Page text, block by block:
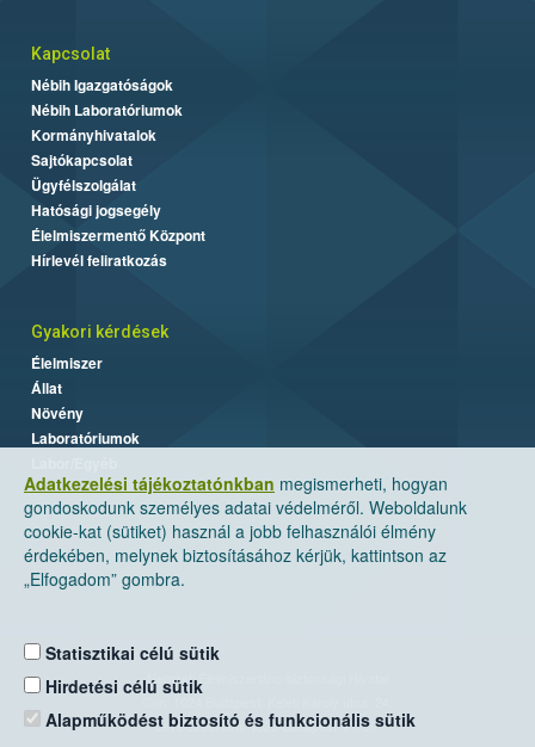
Adatkezelési tájékoztatónkban megismerheti, hogyan
gondoskodunk személyes adatai védelméről. Weboldalunk
cookie-kat (sütiket) használ a jobb felhasználói élmény
érdekében, melynek biztosításához kérjük, kattintson az
„Elfogadom” gombra.
Statisztikai célú sütik
Hirdetési célú sütik
Alapműködést biztosító és funkcionális sütik
Kapcsolat
Nébih Igazgatóságok
Nébih Laboratóriumok
Kormányhivatalok
Sajtókapcsolat
Ügyfélszolgálat
Hatósági jogsegély
Élelmiszermentő Központ
Hírlevél feliratkozás
Gyakori kérdések
Élelmiszer
Állat
Növény
Laboratóriumok
Nemzeti Élelmiszerlánc-biztonsági Hivatal
Levelezési cím: 1525 Budapest. Pf. 30.